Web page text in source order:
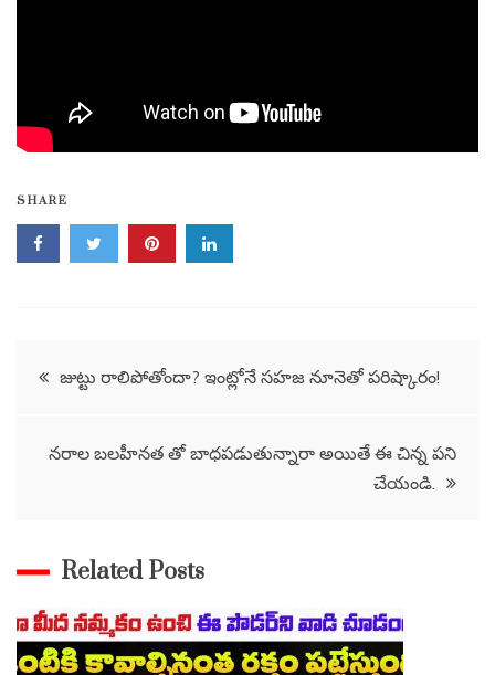
SHARE
Post
జుట్టు రాలిపోతోందా? ఇంట్లోనే సహజ నూనెతో పరిష్కారం!
నరాల బలహీనత తో బాధపడుతున్నారా అయితే ఈ చిన్న పని
చేయండి.
Related Posts